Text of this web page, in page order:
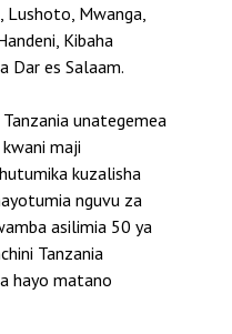
Lushoto, Mwanga,
Kibaha
Dar es Salaam.
unategemea
maji
kuzalisha
nguvu za
asilimia 50 ya
Tanzania
hayo matano